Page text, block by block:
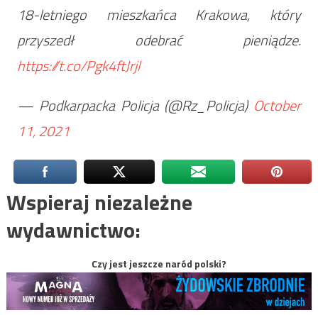
18-letniego mieszkańca Krakowa, który
przyszedł odebrać pieniądze.
https://t.co/Pgk4ftJrjl
— Podkarpacka Policja (@Rz_Policja) October
11, 2021
Wspieraj niezależne
wydawnictwo:
Czy jest jeszcze naród polski?